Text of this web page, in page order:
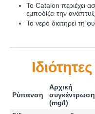
Το Catalon περιέχει
εμποδίζει την
Το νερό διατηρεί τη
Ρύπανση
Αρχική
συγκέντρωση
(mg/l)